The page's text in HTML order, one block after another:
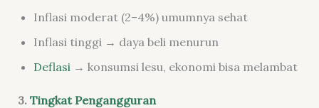
Inflasi moderat (2–4%) umumnya sehat
Inflasi tinggi → daya beli menurun
Deflasi → konsumsi lesu, ekonomi bisa melambat
3. Tingkat Pengangguran